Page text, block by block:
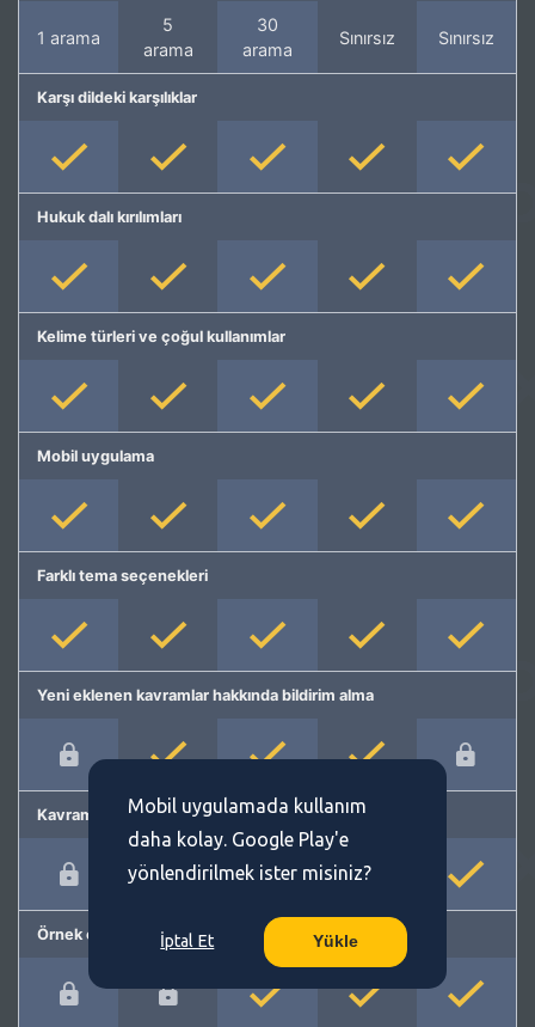
1 arama
5
arama
30
arama
Sınırsız Sınırsız
Karşı dildeki karşılıklar
Hukuk dalı kırılımları
Kelime türleri ve çoğul kullanımlar
Mobil uygulama
Farklı tema seçenekleri
Yeni eklenen kavramlar hakkında bildirim alma
Kavram önerme
Örnek cümleler
Mobil uygulamada kullanım
daha kolay. Google Play'e
yönlendirilmek ister misiniz?
İptal Et Yükle